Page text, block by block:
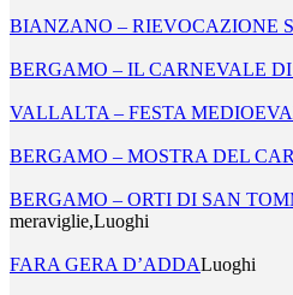
BIANZANO – RIEVOCAZIONE
BERGAMO – IL CARNEVALE
VALLALTA – FESTA
BERGAMO – MOSTRA DEL
BERGAMO – ORTI DI SAN
meraviglie,Luoghi
FARA GERA D’ADDALuoghi